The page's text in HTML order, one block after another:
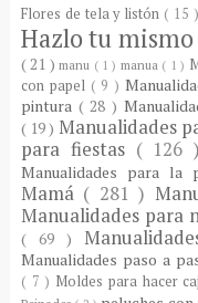
Flores de tela y listón ( 15 )
Hazlo tu mismo
( 21 )manu ( 1 ) manua ( 1 )
con papel ( 9 )
pintura ( 28 )
( 19 ) Manualidades
para fiestas ( 126
Manualidades para la
Mamá ( 281 )
Manualidades para
( 69 )
Manualidades paso a
( 7 ) Moldes para hacer